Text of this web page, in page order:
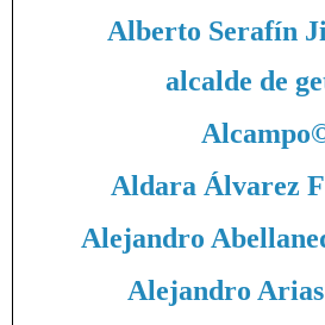
Alberto Serafín
alcalde de
Alcampo
Aldara Álvarez
Alejandro
Alejandro